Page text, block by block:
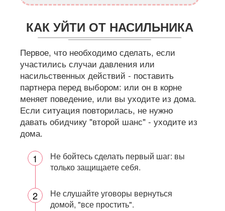
КАК УЙТИ ОТ НАСИЛЬНИКА
Первое, что необходимо сделать, если
участились случаи давления или
насильственных действий - поставить
партнера перед выбором: или он в корне
меняет поведение, или вы уходите из дома.
Если ситуация повторилась, не нужно
давать обидчику "второй шанс" - уходите из
дома.
Не бойтесь сделать первый шаг: вы
только защищаете себя.
Не слушайте уговоры вернуться
домой, "все простить".